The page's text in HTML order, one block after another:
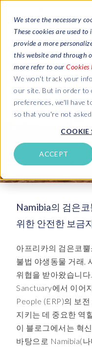
We store the necessary
These cookies are used
provide a more
this website and through
more refer to our Cookies
We won't track your
our site. But in order to
preferences, we'll have
so that you're not
COOKIE
ACCEPT
Namibia의 검은
위한 안전한 보금
아프리카의 검은코뿔
불법 야생동물 거래,
위협을 받아왔습니
Sanctuary에서 이어
People (ERP)의 보
지키는 데 중요한 역
이 블로그에서는 혁
바탕으로 Namibia(나